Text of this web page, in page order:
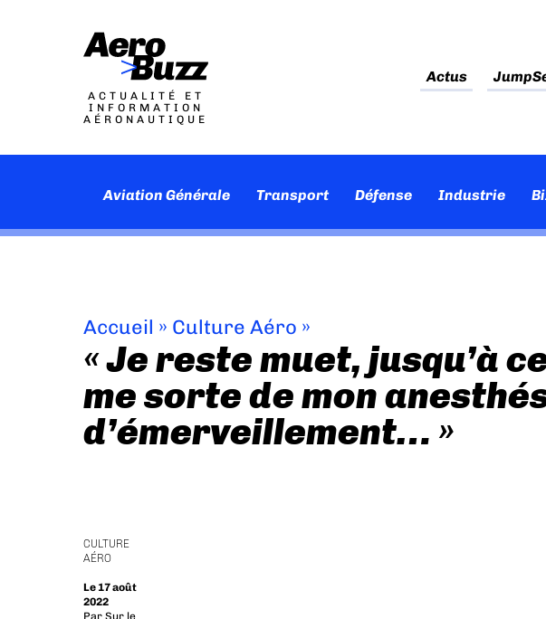
ACTUALITÉ ET
INFORMATION
AÉRONAUTIQUE
Actus
Aviation Générale Transport Défense Industrie
Accueil » Culture Aéro »
« Je reste muet, jusqu’à
me sorte de mon
d’émerveillement… »
CULTURE
AÉRO
Le 17 août
2022
Par Sur le